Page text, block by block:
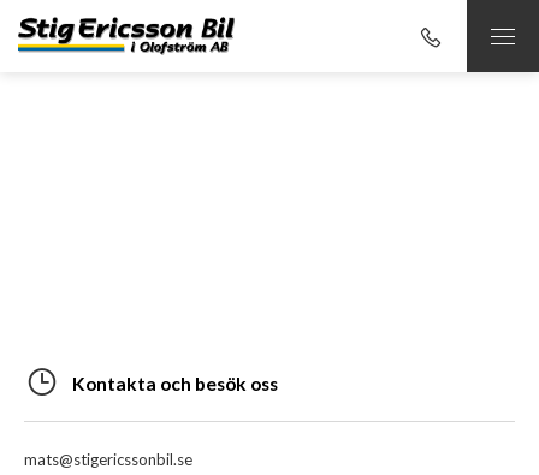
Kontakta och besök oss
mats@stigericssonbil.se